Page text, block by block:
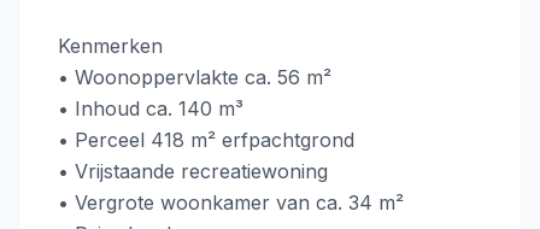
Kenmerken
• Woonoppervlakte ca. 56 m²
• Inhoud ca. 140 m³
• Perceel 418 m² erfpachtgrond
• Vrijstaande recreatiewoning
• Vergrote woonkamer van ca. 34 m²